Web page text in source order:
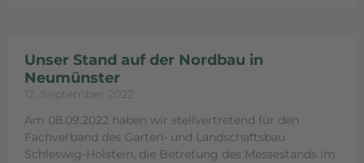
Unser Stand auf der Nordbau in
Neumünster
12. September 2022
Am 08.09.2022 haben wir stellvertretend für den
Fachverband des Garten- und Landschaftsbau
Schleswig-Holstein, die Betretung des Messestands im